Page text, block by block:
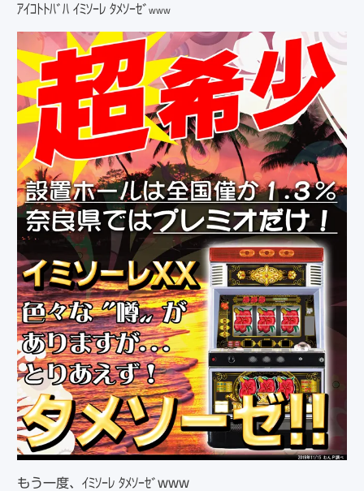
ｱｲｺﾄﾄﾊﾞﾊ ｲﾐｿｰﾚ ﾀﾒｿｰｾﾞ www
もう一度、ｲﾐｿｰﾚ ﾀﾒｿｰｾﾞwww